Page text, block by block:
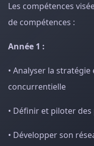
Les compétences
de compétences :
Année 1 :
• Analyser la
concurrentielle
• Définir et piloter des
• Développer son